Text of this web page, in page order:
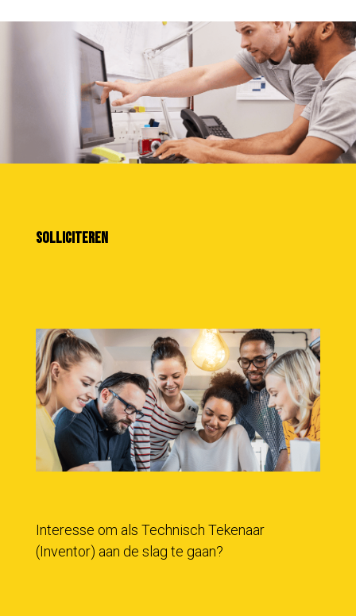
Solliciteren
Interesse om als Technisch Tekenaar
(Inventor) aan de slag te gaan?